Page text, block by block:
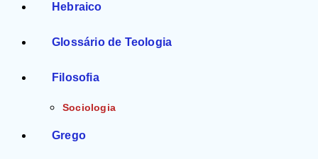
Hebraico
Glossário de Teologia
Filosofia
Sociologia
Grego